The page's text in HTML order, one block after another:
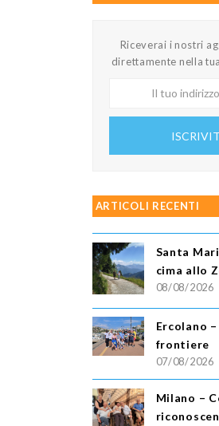
Riceverai i nostri
direttamente nella
ARTICOLI RECENTI
Santa
cima allo
08/08/2026
Ercolano
frontiere
07/08/2026
Milano –